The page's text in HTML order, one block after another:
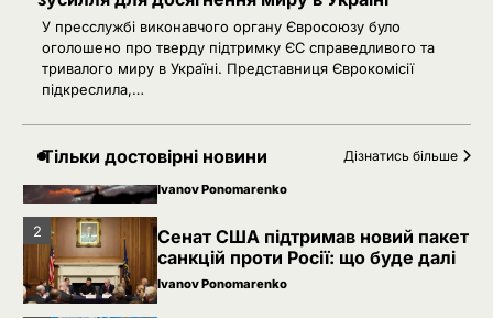
У пресслужбі виконавчого органу Євросоюзу було
оголошено про тверду підтримку ЄС справедливого та
тривалого миру в Україні. Представниця Єврокомісії
підкреслила,…
Тільки достовірні новини Дізнатись більше
РФ знеструмила Херсон: коли
повернуть світло в оселі
над військовою базою Німеччини,
де ремонтують Patriot
Ivanov Ponomarenko
2
Сенат США підтримав новий пакет
санкцій проти Росії: що буде далі
Ivanov Ponomarenko